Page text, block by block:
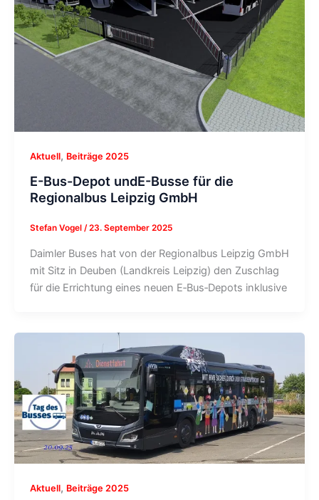
Aktuell, Beiträge 2025
E-Bus-Depot undE-Busse für die
Regionalbus Leipzig GmbH
Stefan Vogel /23. September 2025
Daimler Buses hat von der Regionalbus Leipzig GmbH
mit Sitz in Deuben (Landkreis Leipzig) den Zuschlag
für die Errichtung eines neuen E‑Bus‑Depots inklusive
Aktuell, Beiträge 2025